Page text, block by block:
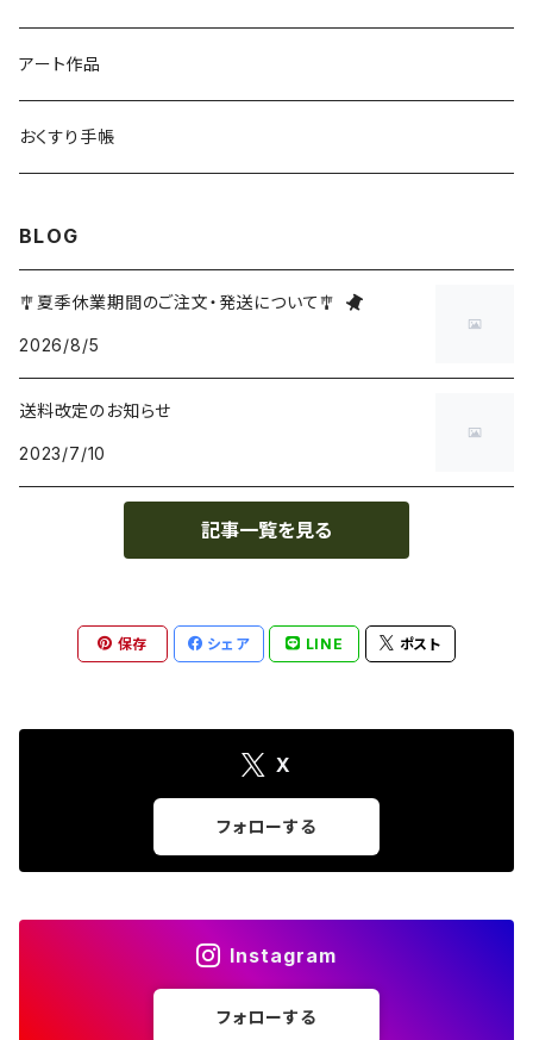
アート作品
おくすり手帳
BLOG
🎐夏季休業期間のご注文・発送について🎐
2026/8/5
送料改定のお知らせ
2023/7/10
記事一覧を見る
保存 シェア LINE ポスト
X
フォローする
Instagram
フォローする